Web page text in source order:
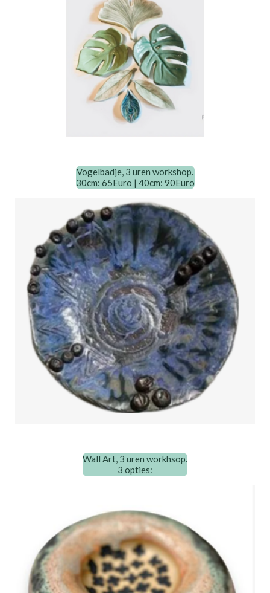
Vogelbadje, 3 uren workshop.
30cm: 65Euro | 40cm: 90Euro
Wall Art, 3 uren workhsop.
3 opties: